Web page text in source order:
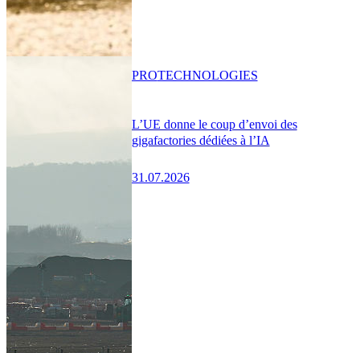
L’UE donne le coup d’envoi des
gigafactories dédiées à l’IA
31.07.2026
PROTECHNOLOGIES